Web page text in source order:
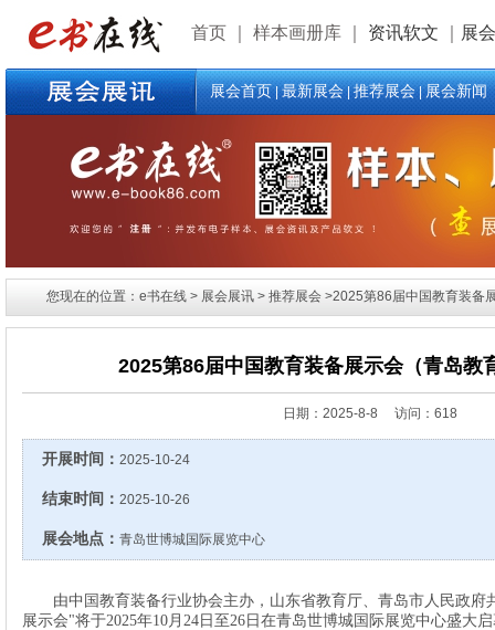
首页 样本画册库 资讯软文 展
展会首页|最新展会|推荐展会|展会新闻
您现在的位置：e书在线 > 展会展讯 > 推荐展会 >2025第86届中国教育装备
2025第86届中国教育装备展示会（青岛教
日期： 2025-8-8 访问：618
开展时间： 2025-10-24
结束时间： 2025-10-26
展会地点： 青岛世博城国际展览中心
由中国教育装备行业协会主办，山东省教育厅、青岛市人民政府
展示会"将于2025年10月24日至26日在青岛世博城国际展览中心盛大